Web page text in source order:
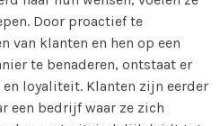
Door proactief te
van klanten en hen op een
te benaderen, ontstaat er
loyaliteit. Klanten zijn eerder
een bedrijf waar ze zich